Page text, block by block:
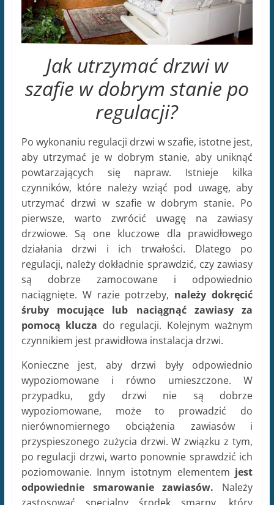
Jak utrzymać drzwi w
szafie w dobrym stanie po
regulacji?
Po wykonaniu regulacji drzwi w szafie, istotne jest,
aby utrzymać je w dobrym stanie, aby uniknąć
powtarzających się napraw. Istnieje kilka
czynników, które należy wziąć pod uwagę, aby
utrzymać drzwi w szafie w dobrym stanie. Po
pierwsze, warto zwrócić uwagę na zawiasy
drzwiowe. Są one kluczowe dla prawidłowego
działania drzwi i ich trwałości. Dlatego po
regulacji, należy dokładnie sprawdzić, czy zawiasy
są dobrze zamocowane i odpowiednio
naciągnięte. W razie potrzeby, należy dokręcić
śruby mocujące lub naciągnąć zawiasy za
pomocą klucza do regulacji. Kolejnym ważnym
czynnikiem jest prawidłowa instalacja drzwi.
Konieczne jest, aby drzwi były odpowiednio
wypoziomowane i równo umieszczone. W
przypadku, gdy drzwi nie są dobrze
wypoziomowane, może to prowadzić do
nierównomiernego obciążenia zawiasów i
przyspieszonego zużycia drzwi. W związku z tym,
po regulacji drzwi, warto ponownie sprawdzić ich
poziomowanie. Innym istotnym elementem jest
odpowiednie smarowanie zawiasów. Należy
zastosować specjalny środek smarny, który